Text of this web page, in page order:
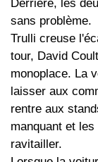
Derrière, les
sans problème.
Trulli creuse
tour, David
monoplace. La
laisser aux
rentre aux
manquant et
ravitailler.